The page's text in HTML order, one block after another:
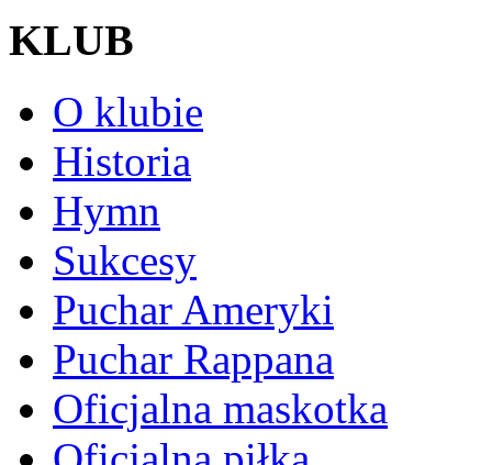
KLUB
O klubie
Historia
Hymn
Sukcesy
Puchar Ameryki
Puchar Rappana
Oficjalna maskotka